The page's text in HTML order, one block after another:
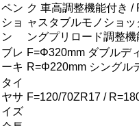
ペン
ショ
ン
ク 車高調整機能付き /
ャスタブルモノショ
ングプリロード調整機
ブレ
ーキ
F=Φ320mm ダブルデ
R=Φ220mm シングル
タイ
ヤサ
イズ
F=120/70ZR17 /